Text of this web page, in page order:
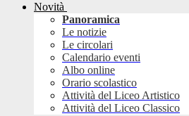
Novità
Panoramica
Le notizie
Le circolari
Calendario eventi
Albo online
Orario scolastico
Attività del Liceo Artistico
Attività del Liceo Classico